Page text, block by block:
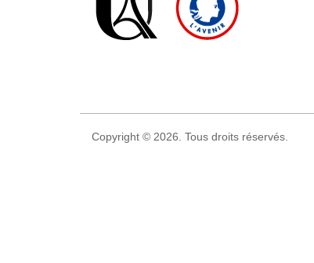
Copyright © 2026. Tous droits réservés.